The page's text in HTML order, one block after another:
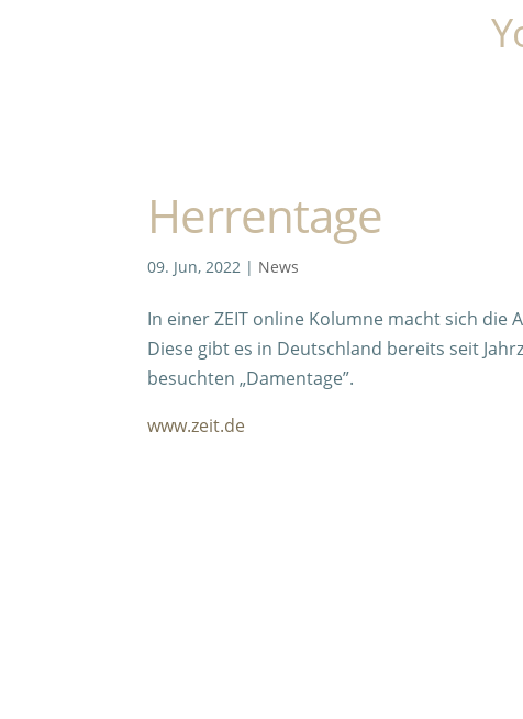
Herrentage
09. Jun, 2022 | News
In einer ZEIT online Kolumne macht sich die
Diese gibt es in Deutschland bereits seit
besuchten „Damentage”.
www.zeit.de